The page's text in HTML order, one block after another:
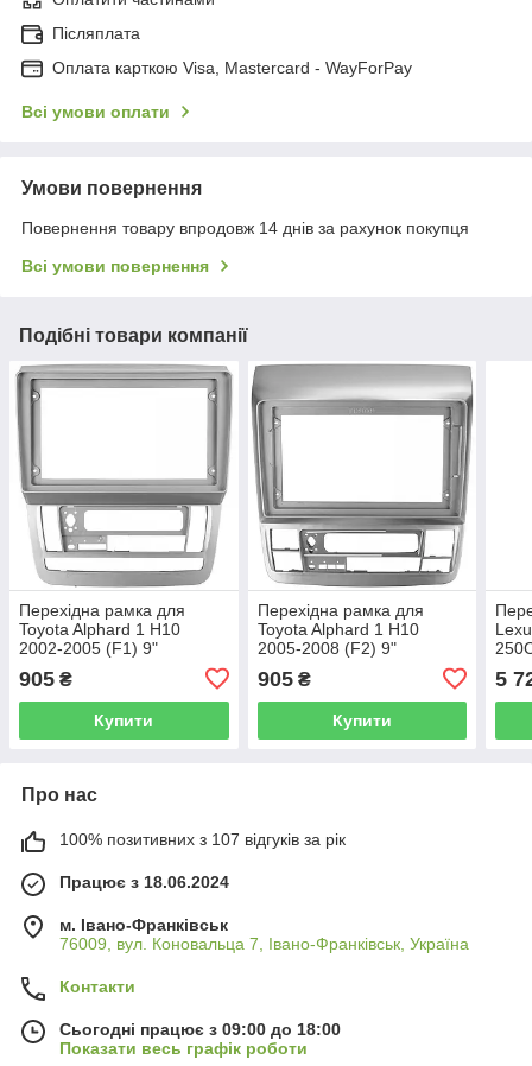
Післяплата
Оплата карткою Visa, Mastercard - WayForPay
Всі умови оплати
Умови повернення
Повернення товару впродовж 14 днів за рахунок покупця
Всі умови повернення
Подібні товари компанії
Перехідна рамка для
Toyota Alphard 1 H10
2002-2005 (F1) 9"
905 ₴
Купити
Перехідна рамка для
Toyota Alphard 1 H10
2005-2008 (F2) 9"
905₴
Купити
ONE
5
Про нас
100% позитивних з 107 відгуків за рік
Працює з 18.06.2024
м. Івано-Франківськ
76009, вул. Коновальца 7, Івано-Франківськ, Україна
Контакти
Сьогодні працює з 09:00 до 18:00
Показати весь графік роботи